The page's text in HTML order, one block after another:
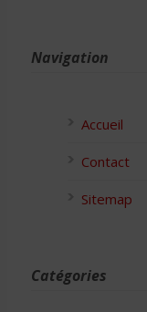
Navigation
Accueil
Contact
Sitemap
Catégories